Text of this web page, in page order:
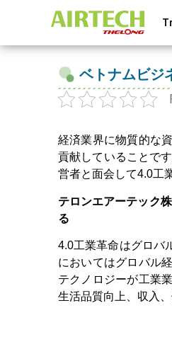
ベトナムビジ
経済業界に物質的な
貢献していることで
営者と面会して4.0工
テロンエアーテック
る
4.0工業革命はグロバ
においてはグロバル
テクノロジーが工業
生活品質向上、収入